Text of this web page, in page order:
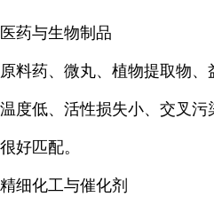
医药与生物制品
原料药、微丸、植物提取物
温度低、活性损失小、交叉
很好匹配。
精细化工与催化剂